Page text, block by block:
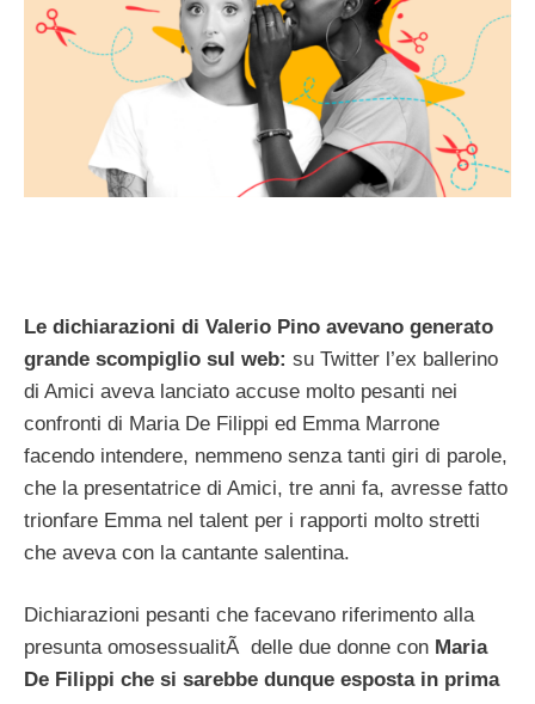
Le dichiarazioni di Valerio Pino avevano generato
grande scompiglio sul web: su Twitter l’ex ballerino
di Amici aveva lanciato accuse molto pesanti nei
confronti di Maria De Filippi ed Emma Marrone
facendo intendere, nemmeno senza tanti giri di parole,
che la presentatrice di Amici, tre anni fa, avresse fatto
trionfare Emma nel talent per i rapporti molto stretti
che aveva con la cantante salentina.
Dichiarazioni pesanti che facevano riferimento alla
presunta omosessualitÃ delle due donne con Maria
De Filippi che si sarebbe dunque esposta in prima